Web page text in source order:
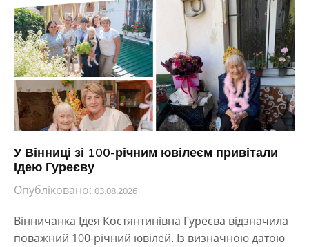
У Вінниці зі 100-річним ювілеєм привітали
Ідею Гуреєву
Опубліковано: 03.08.2026
Вінничанка Ідея Костянтинівна Гуреєва відзначила
поважний 100-річний ювілей. Із визначною датою